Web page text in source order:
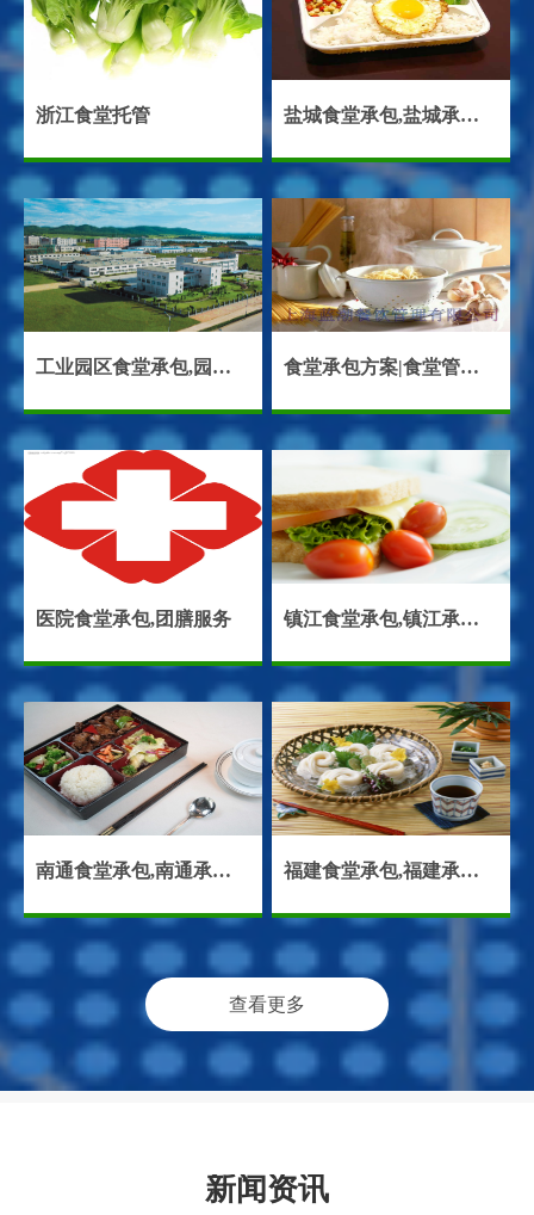
浙江食堂托管 盐城食堂承包,盐城承包食堂,盐城饭堂承包
工业园区食堂承包,园区餐饮服务 食堂承包方案|食堂管理方案
医院食堂承包,团膳服务 镇江食堂承包,镇江承包食堂,镇江饭堂承包
南通食堂承包,南通承包食堂,南通饭堂承包 福建食堂承包,福建承包食堂,福建饭堂承包,福建食堂托管
查看更多
新闻资讯